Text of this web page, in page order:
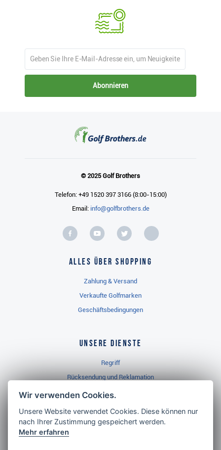
Abonnieren
© 2025 Golf Brothers
Telefon: +49 1520 397 3166 (8:00-15:00)
Email: info@golfbrothers.de
Alles über Shopping
Zahlung & Versand
Verkaufte Golfmarken
Geschäftsbedingungen
Unsere Dienste
Regriff
Rücksendung und Reklamation
Widerrufsbelehrung
Golf Brothers.de
Wir verwenden Cookies.
Unsere Website verwendet Cookies. Diese können nur
nach Ihrer Zustimmung gespeichert werden.
Mehr erfahren